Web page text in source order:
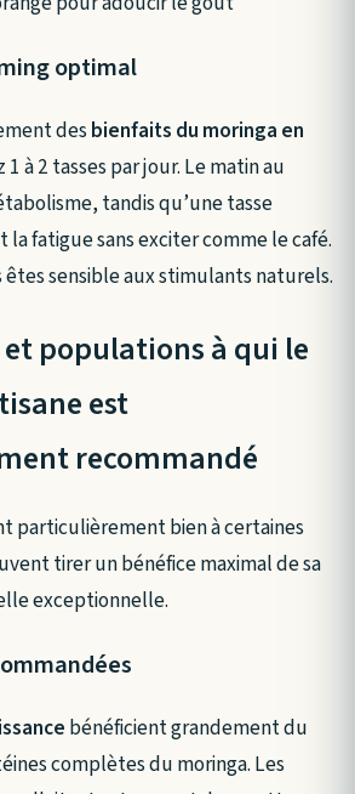
optimal
desbienfaits du moringa en
1 à 2 tasses par jour. Le matin au
tandis qu’une tasse
la fatigue sans exciter comme le café.
êtes sensible aux stimulants naturels.
populations à qui le
est
recommandé
particulièrement bien à certaines
tirer un bénéfice maximal de sa
exceptionnelle.
bénéficient grandement du
complètes du moringa. Les